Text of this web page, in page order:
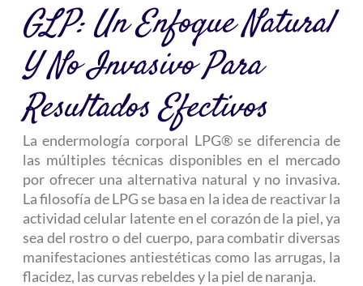
GLP: Un Enfoque Natural
Y No Invasivo Para
Resultados Efectivos
La endermología corporal LPG® se diferencia de
las múltiples técnicas disponibles en el mercado
por ofrecer una alternativa natural y no invasiva.
La filosofía de LPG se basa en la idea de reactivar la
actividad celular latente en el corazón de la piel, ya
sea del rostro o del cuerpo, para combatir diversas
manifestaciones antiestéticas como las arrugas, la
flacidez, las curvas rebeldes y la piel de naranja.